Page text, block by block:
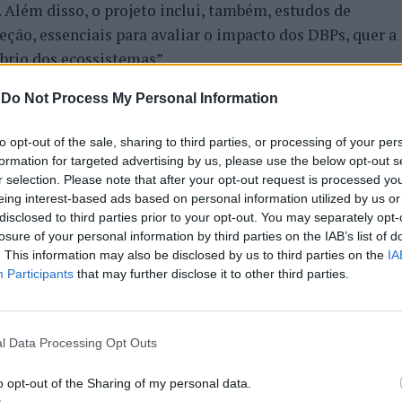
Do Not Process My Personal Information
opt-out of the sale, sharing to third parties, or processing of your
for targeted advertising by us, please use the below opt-out
selection. Please note that after your opt-out request is processed
interest-based ads based on personal information utilized by us
to third parties prior to your opt-out. You may separately
of your personal information by third parties on the IAB’s list of
This information may also be disclosed by us to third parties on the
Participants that may further disclose it to other third parties.
Data Processing Opt Outs
opt-out of the Sharing of my personal data.
disso, o projeto inclui, também, estudos de
essenciais para avaliar o impacto dos DBPs, quer a
dos ecossistemas”.
no âmbito do projeto vão ser testadas numa
Águas de Coimbra, que é parceira no projeto.
qualidade da água da Águas de Coimbra, o que nos
de validação, ou seja, as tecnologias que
sensíveis”, assinala Rui Martins.
redigir um conjunto de recomendações técnicas de
fontes da água de consumo, e orientações que
europeia nesta matéria e de
Os investigadores acreditam que o
os problemas ambientais atuais e futuros, que vão
de água potável e devido a fenómenos climáticos